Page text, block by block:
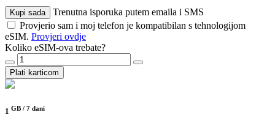
Kupi sada
Trenutna isporuka putem emaila i SMS
Provjerio sam i moj telefon je kompatibilan s tehnologijom
eSIM. Provjeri ovdje
Koliko eSIM-ova trebate?
Plati karticom
1 GB / 7 dani